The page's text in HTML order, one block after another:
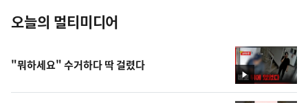
오늘의 멀티미디어
영
상
"뭐하세요" 수거하다 딱 걸렸다